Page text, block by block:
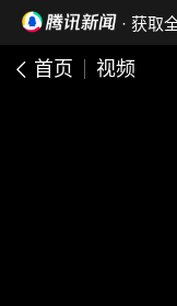
· 获取
首页 视频